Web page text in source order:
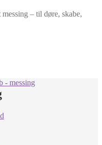
– til døre, skabe,